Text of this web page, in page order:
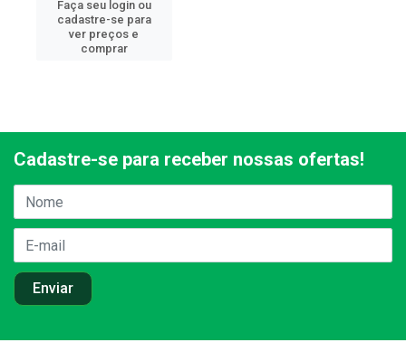
Faça seu login ou
cadastre-se para
ver preços e
comprar
Cadastre-se para receber nossas ofertas!